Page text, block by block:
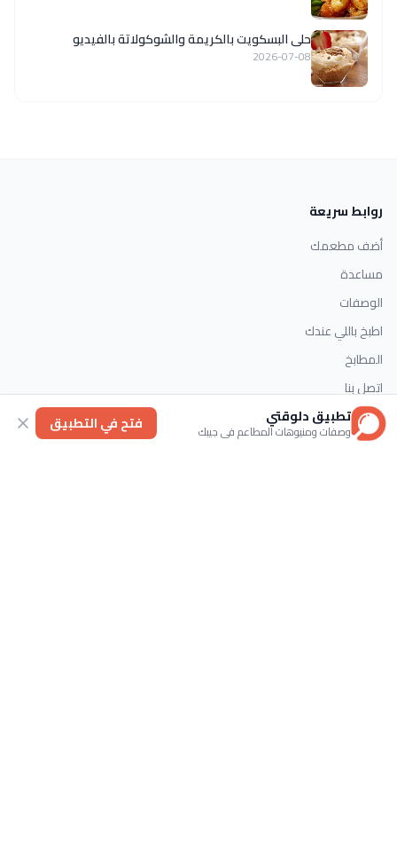
حلى البسكويت بالكريمة والشوكولاتة بالفيديو
2026-07-08
روابط سريعة
أضف مطعمك
مساعدة
الوصفات
اطبخ باللي عندك
المطابخ
اتصل بنا
التصنيفات
تطبيق دلوقتي
وصفات ومنيوهات المطاعم في جيبك فتح في التطبيق